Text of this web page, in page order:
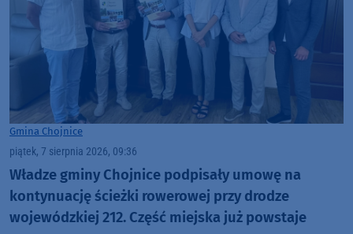
Gmina Chojnice
piątek, 7 sierpnia 2026, 09:36
Władze gminy Chojnice podpisały umowę na
kontynuację ścieżki rowerowej przy drodze
wojewódzkiej 212. Część miejska już powstaje